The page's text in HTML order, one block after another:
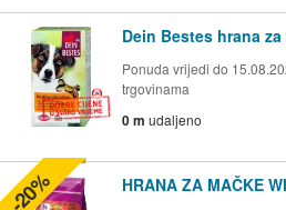
Dein Bestes hrana
Ponuda vrijedi do
trgovinama
0 m udaljeno
HRANA ZA MAČKE
-20%